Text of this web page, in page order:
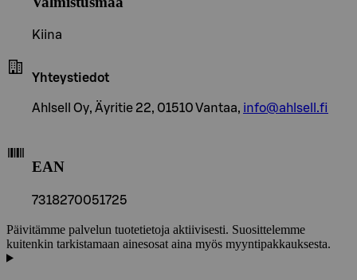
Kiina
Yhteystiedot
Ahlsell Oy, Äyritie 22, 01510 Vantaa, info@ahlsell.fi
EAN
7318270051725
Päivitämme palvelun tuotetietoja aktiivisesti. Suosittelemme
kuitenkin tarkistamaan ainesosat aina myös myyntipakkauksesta.